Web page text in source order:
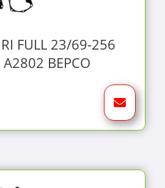
FULL 23/69-256
BEPCO